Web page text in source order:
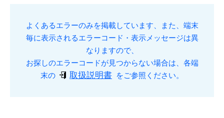
よくあるエラーのみを掲載しています、また、端末
毎に表示されるエラーコード・表示メッセージは異
なりますので、
お探しのエラーコードが見つからない場合は、各端
末の
取扱説明書 をご参照ください。